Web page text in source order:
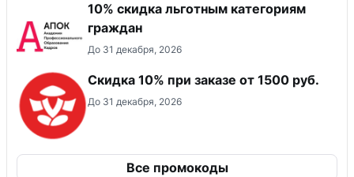
10% скидка льготным категориям
граждан
До 31 декабря, 2026
Скидка 10% при заказе от 1500 руб.
До 31 декабря, 2026
Все промокоды